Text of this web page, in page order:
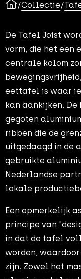
/Collectie/
De Tafel Joist
vorm, die het een
centrale kolom
eettafel is waar
kan aankijken.
gegoten
ribben die de
uitgedaagd in de
gebruikte
Nederlandse
lokale
Een opmerkelijk
principe van
in dat de tafel
worden,
zijn. Zowel het